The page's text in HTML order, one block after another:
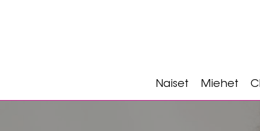
Naiset Miehet